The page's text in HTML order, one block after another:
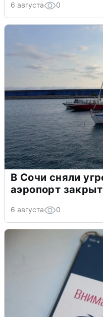
6 августа 0
В Сочи сняли
аэропорт закрыт
6 августа 0